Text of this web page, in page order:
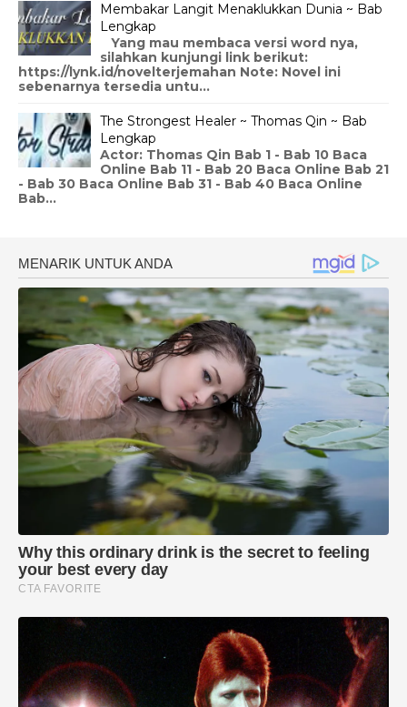
Membakar Langit Menaklukkan Dunia ~ Bab
Lengkap
Yang mau membaca versi word nya,
silahkan kunjungi link berikut:
https://lynk.id/novelterjemahan Note: Novel ini
sebenarnya tersedia untu...
The Strongest Healer ~ Thomas Qin ~ Bab
Lengkap
Actor: Thomas Qin Bab 1 - Bab 10 Baca
Online Bab 11 - Bab 20 Baca Online Bab 21
- Bab 30 Baca Online Bab 31 - Bab 40 Baca Online
Bab...